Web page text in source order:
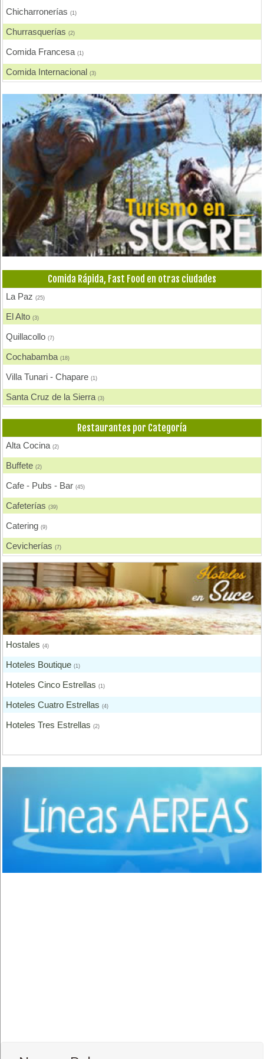
Chicharronerías(1)
Churrasquerías(2)
Comida Francesa(1)
Comida Internacional(3)
Comida Nacional - Criolla(2)
Comida Rápida, Fast Food(1)
Eventos - Recepciones(2)
Hamburguesas
Mariscos (1)
Pizzerias, Pizzas(1)
Pollos, Broaster, Spiedo, A la Leña(1)
Rodizios (1)
Comida Rápida, Fast Food en otras ciudades
La Paz(25)
El Alto(3)
Quillacollo(7)
Cochabamba(18)
Villa Tunari - Chapare(1)
Santa Cruz de la Sierra(3)
Tarija(1)
Sucre(1)
Uyuni(2)
Restaurantes por Categoría
Alta Cocina(2)
Buffete(2)
Cafe - Pubs - Bar(45)
Cafeterías(39)
Catering(9)
Cevicherías(7)
Chicharronerías(8)
Chifas, Comida China(2)
Churrasquerías(28)
Comida Árabe(3)
Comida Brasilera
Comida Coreana(1)
Comida Española(2)
Comida Francesa(6)
Comida Fusión(3)
Comida Hindú(1)
Comida Italiana (6)
Comida Japonesa(7)
Comida Mexicana(1)
Hostales(4)
Hoteles Boutique(1)
Hoteles Cinco Estrellas(1)
Hoteles Cuatro Estrellas(4)
Hoteles Tres Estrellas(2)